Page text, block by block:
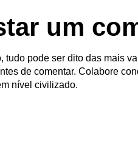
um
tudo pode ser dito das mais
de comentar. Colabore
nível civilizado.